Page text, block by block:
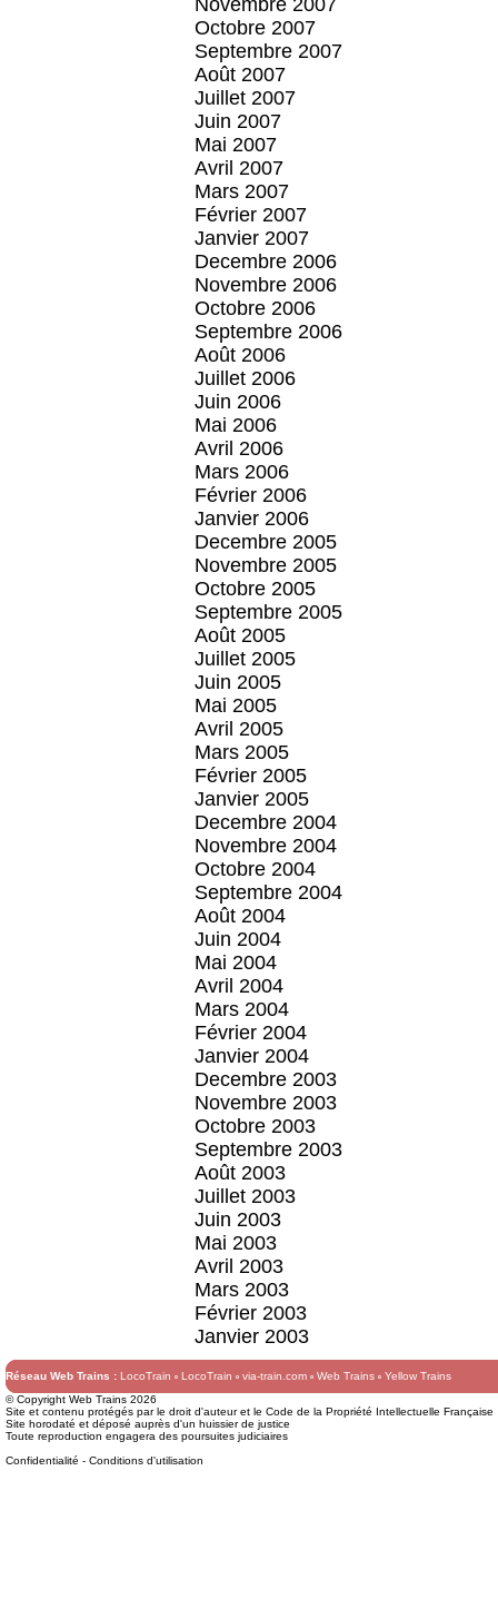
Novembre 2007
Octobre 2007
Septembre 2007
Août 2007
Juillet 2007
Juin 2007
Mai 2007
Avril 2007
Mars 2007
Février 2007
Janvier 2007
Decembre 2006
Novembre 2006
Octobre 2006
Septembre 2006
Août 2006
Juillet 2006
Juin 2006
Mai 2006
Avril 2006
Mars 2006
Février 2006
Janvier 2006
Decembre 2005
Novembre 2005
Octobre 2005
Septembre 2005
Août 2005
Juillet 2005
Juin 2005
Mai 2005
Avril 2005
Mars 2005
Février 2005
Janvier 2005
Decembre 2004
Novembre 2004
Octobre 2004
Septembre 2004
Août 2004
Juin 2004
Mai 2004
Avril 2004
Mars 2004
Février 2004
Janvier 2004
Decembre 2003
Novembre 2003
Octobre 2003
Septembre 2003
Août 2003
Juillet 2003
Juin 2003
Mai 2003
Avril 2003
Mars 2003
Février 2003
Janvier 2003
Réseau Web Trains : LocoTrain LocoTrain via-train.com Web Trains
Yellow Trains
© Copyright Web Trains 2026
Site et contenu protégés par le droit d'auteur et le Code de la Propriété Intellectuelle Française
Site horodaté et déposé auprès d'un huissier de justice
Toute reproduction engagera des poursuites judiciaires
Confidentialité - Conditions d'utilisation